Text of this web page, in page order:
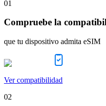
01
Compruebe la
que tu dispositivo admita eSIM
Ver compatibilidad
02